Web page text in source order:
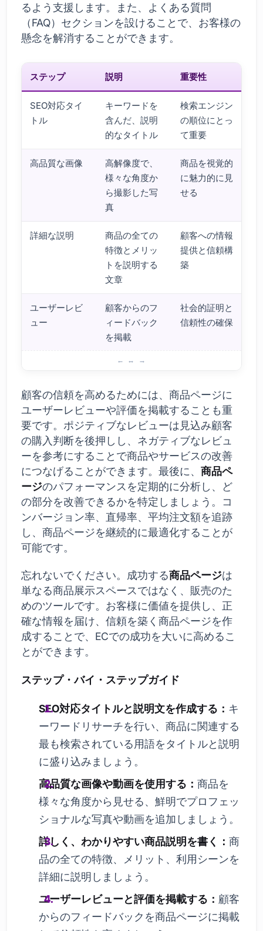
るよう支援します。また、よくある質問
（FAQ）セクションを設けることで、お客様の
懸念を解消することができます。
ステップ 説明 重要性
SEO対応タイ
トル
キーワードを
含んだ、説明
的なタイトル
検索エンジン
の順位にとっ
て重要
高品質な画像
高解像度で、
様々な角度か
ら撮影した写
真
商品を視覚的
に魅力的に見
せる
詳細な説明
商品の全ての
特徴とメリッ
トを説明する
文章
顧客への情報
提供と信頼構
築
ユーザーレビ
ュー
顧客からのフ
ィードバック
を掲載
社会的証明と
信頼性の確保
顧客の信頼を高めるためには、商品ページに
ユーザーレビューや評価を掲載することも重
要です。ポジティブなレビューは見込み顧客
の購入判断を後押しし、ネガティブなレビュ
ーを参考にすることで商品やサービスの改善
につなげることができます。最後に、 商品ペ
ージのパフォーマンスを定期的に分析し、ど
の部分を改善できるかを特定しましょう。コ
ンバージョン率、直帰率、平均注文額を追跡
し、商品ページを継続的に最適化することが
可能です。
忘れないでください。成功する商品ページは
単なる商品展示スペースではなく、販売のた
めのツールです。お客様に価値を提供し、正
確な情報を届け、信頼を築く商品ページを作
成することで、ECでの成功を大いに高めるこ
とができます。
ステップ・バイ・ステップガイド
SEO対応タイトルと説明文を作成する： キ
ーワードリサーチを行い、商品に関連する
最も検索されている用語をタイトルと説明
に盛り込みましょう。
高品質な画像や動画を使用する：商品を
様々な角度から見せる、鮮明でプロフェッ
ショナルな写真や動画を追加しましょう。
詳しく、わかりやすい商品説明を書く：商
品の全ての特徴、メリット、利用シーンを
詳細に説明しましょう。
ユーザーレビューと評価を掲載する： 顧客
からのフィードバックを商品ページに掲載